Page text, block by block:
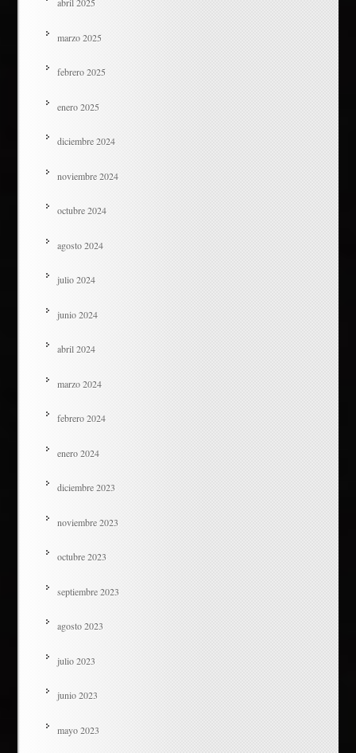
abril 2025
marzo 2025
febrero 2025
enero 2025
diciembre 2024
noviembre 2024
octubre 2024
agosto 2024
julio 2024
junio 2024
abril 2024
marzo 2024
febrero 2024
enero 2024
diciembre 2023
noviembre 2023
octubre 2023
septiembre 2023
agosto 2023
julio 2023
junio 2023
mayo 2023